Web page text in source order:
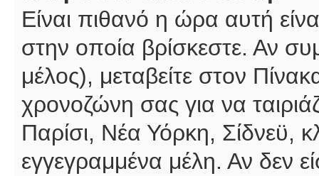
Είναι πιθανό η ώρα αυτή
στην οποία βρίσκεστε. Αν
μέλος), μεταβείτε στον
χρονοζώνη σας για να
Παρίσι, Νέα Υόρκη, Σίδνεϋ,
εγγεγραμμένα μέλη. Αν δεν